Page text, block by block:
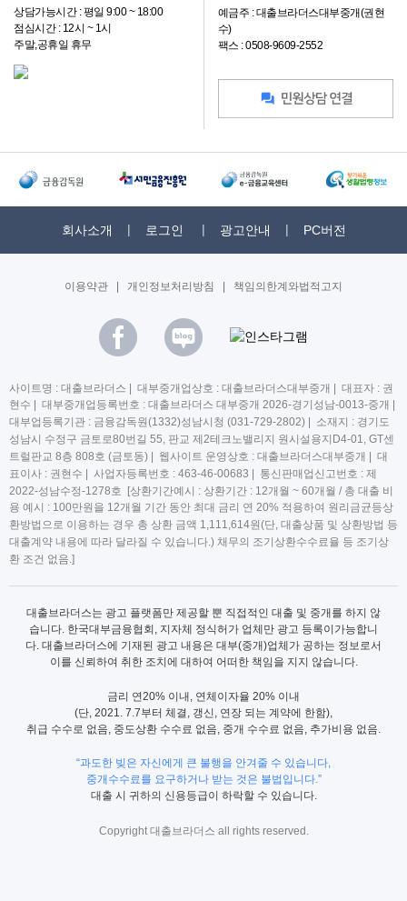
상담가능시간 : 평일 9:00 ~ 18:00
점심시간 : 12시 ~ 1시
주말,공휴일 휴무
예금주 : 대출브라더스대부중개(권현
수)
팩스 : 0508-9609-2552
회사소개 로그인 광고안내 PC버전
이용약관 | 개인정보처리방침 | 책임의한계와법적고지
사이트명 : 대출브라더스 | 대부중개업상호 : 대출브라더스대부중개 | 대표자 : 권
현수 | 대부중개업등록번호 : 대출브라더스 대부중개 2026-경기성남-0013-중개 |
대부업등록기관 : 금융감독원(1332)성남시청 (031-729-2802) | 소재지 : 경기도
성남시 수정구 금토로80번길 55, 판교 제2테크노밸리지 원시설용지D4-01, GT센
트럴판교 8층 808호 (금토동) | 웹사이트 운영상호 : 대출브라더스대부중개 | 대
표이사 : 권현수 | 사업자등록번호 : 463-46-00683 | 통신판매업신고번호 : 제
2022-성남수정-1278호 [상환기간예시 : 상환기간 : 12개월 ~ 60개월 / 총 대출 비
용 예시 : 100만원을 12개월 기간 동안 최대 금리 연 20% 적용하여 원리금균등상
환방법으로 이용하는 경우 총 상환 금액 1,111,614원(단, 대출상품 및 상환방법 등
대출계약 내용에 따라 달라질 수 있습니다.) 채무의 조기상환수수료율 등 조기상
환 조건 없음.]
대출브라더스는 광고 플랫폼만 제공할 뿐 직접적인 대출 및 중개를 하지 않
습니다. 한국대부금융협회, 지자체 정식허가 업체만 광고 등록이가능합니
다. 대출브라더스에 기재된 광고 내용은 대부(중개)업체가 공하는 정보로서
이를 신뢰하여 취한 조치에 대하여 어떠한 책임을 지지 않습니다.
금리 연20% 이내, 연체이자율 20% 이내
(단, 2021. 7.7부터 체결, 갱신, 연장 되는 계약에 한함),
취급 수수로 없음, 중도상환 수수료 없음, 중개 수수료 없음, 추가비용 없음.
“과도한 빚은 자신에게 큰 불행을 안겨줄 수 있습니다,
중개수수료를 요구하거나 받는 것은 불법입니다.”
대출 시 귀하의 신용등급이 하락할 수 있습니다.
Copyright 대출브라더스 all rights reserved.